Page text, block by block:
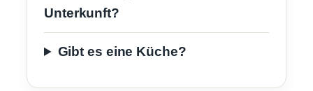
Unterkunft?
Gibt es eine Küche?